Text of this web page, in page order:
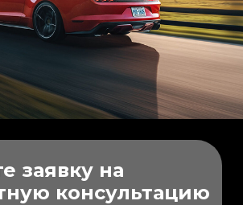
заявку на
консультацию